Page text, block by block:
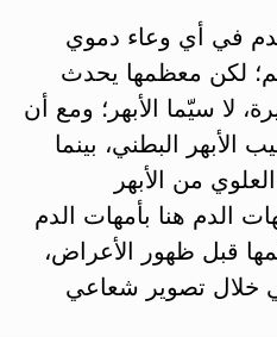
في أي وعاء دموي
لكن معظمها يحدث
لا سيّما الأبهر؛ ومع أن
الأبهر البطني، بينما
من الأبهر
الدم هنا بأمهات الدم
قبل ظهور الأعراض،
خلال تصوير شعاعي